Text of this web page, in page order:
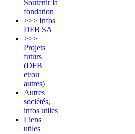
Soutenir la
fondation
>>> Infos
DFB SA
>>>
Projets
futurs
(DFB
et/ou
autres)
Autres
sociétés,
infos utiles
Liens
utiles